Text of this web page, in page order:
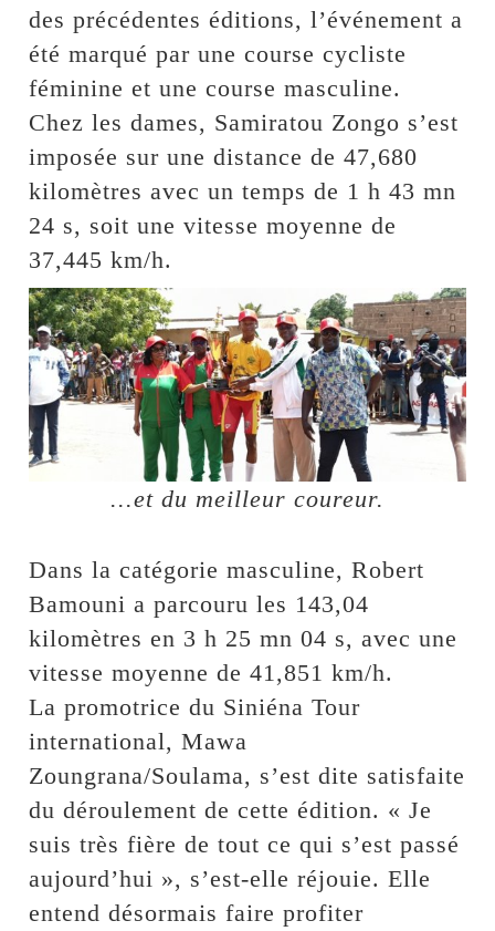
des précédentes éditions, l’événement a
été marqué par une course cycliste
féminine et une course masculine.
Chez les dames, Samiratou Zongo s’est
imposée sur une distance de 47,680
kilomètres avec un temps de 1 h 43 mn
24 s, soit une vitesse moyenne de
37,445 km/h.
...et du meilleur coureur.
Dans la catégorie masculine, Robert
Bamouni a parcouru les 143,04
kilomètres en 3 h 25 mn 04 s, avec une
vitesse moyenne de 41,851 km/h.
La promotrice du Siniéna Tour
international, Mawa
Zoungrana/Soulama, s’est dite satisfaite
du déroulement de cette édition. « Je
suis très fière de tout ce qui s’est passé
aujourd’hui », s’est-elle réjouie. Elle
entend désormais faire profiter